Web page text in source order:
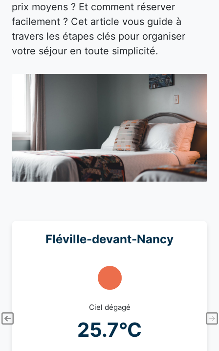
prix moyens ? Et comment réserver
facilement ? Cet article vous guide à
travers les étapes clés pour organiser
votre séjour en toute simplicité.
Fléville-devant-Nancy
Ciel dégagé
25.7°C